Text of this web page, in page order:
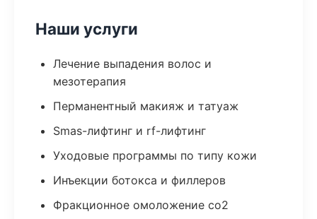
Наши услуги
Лечение выпадения волос и
мезотерапия
Перманентный макияж и татуаж
Smas-лифтинг и rf-лифтинг
Уходовые программы по типу кожи
Инъекции ботокса и филлеров
Фракционное омоложение co2